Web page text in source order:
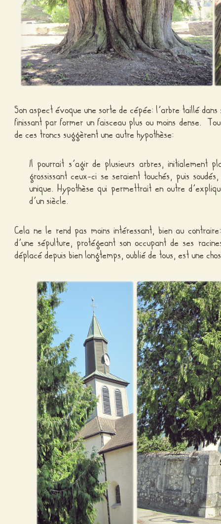
Son aspect évoque une sorte de cépée: l’arbre taillé
finissant par former un faisceau plus ou moins dense.
de ces troncs suggèrent une autre hypothèse:
Il pourrait s’agir de plusieurs arbres, initialement
grossissant ceux-ci se seraient touchés, puis
unique. Hypothèse qui permettrait en outre
d’un siècle.
Cela ne le rend pas moins intéressant, bien au
d’une sépulture, protégeant son occupant de ses
déplacé depuis bien longtemps, oublié de tous, est une